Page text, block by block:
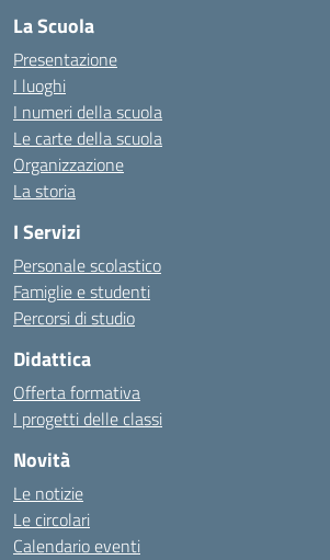
La Scuola
Presentazione
I luoghi
I numeri della scuola
Le carte della scuola
Organizzazione
La storia
I Servizi
Personale scolastico
Famiglie e studenti
Percorsi di studio
Didattica
Offerta formativa
I progetti delle classi
Novità
Le notizie
Le circolari
Calendario eventi